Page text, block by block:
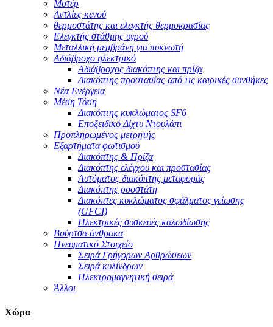
Μοτέρ
Αντλίες κενού
θερμοστάτης και ελεγκτής θερμοκρασίας
Ελεγκτής στάθμης υγρού
Μεταλλική μεμβράνη για πυκνωτή
Αδιάβροχο ηλεκτρικό
Αδιάβροχος διακόπτης και πρίζα
Διακόπτης προστασίας από τις καιρικές συνθήκες
Νέα Ενέργεια
Μέση Τάση
Διακόπτης κυκλώματος SF6
Εποξειδικό Δίχτυ Ντουλάπι
Προπληρωμένος μετρητής
Εξαρτήματα φωτισμού
Διακόπτης & Πρίζα
Διακόπτης ελέγχου και προστασίας
Αυτόματος διακόπτης μεταφοράς
Διακόπτης ροοστάτη
Διακόπτες κυκλώματος σφάλματος γείωσης
(GFCI)
Ηλεκτρικές συσκευές καλωδίωσης
Βούρτσα άνθρακα
Πνευματικό Στοιχείο
Σειρά Γρήγορων Αρθρώσεων
Σειρά κυλίνδρων
Ηλεκτρομαγνητική σειρά
Άλλοι
Χώρα